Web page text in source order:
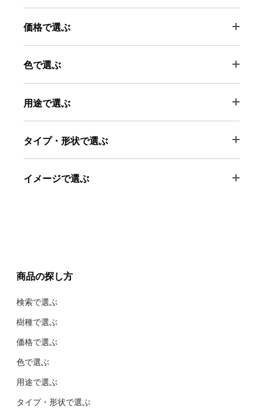
価格で選ぶ
色で選ぶ
用途で選ぶ
タイプ・形状で選ぶ
イメージで選ぶ
商品の探し方
検索で選ぶ
樹種で選ぶ
価格で選ぶ
色で選ぶ
用途で選ぶ
タイプ・形状で選ぶ